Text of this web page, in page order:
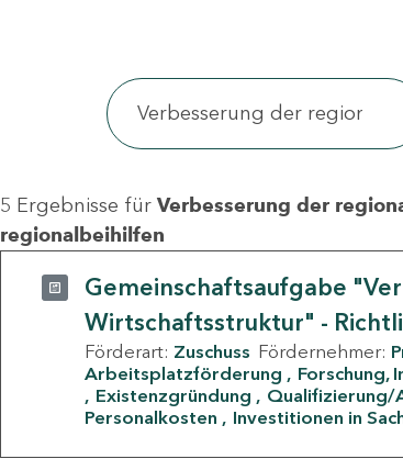
5 Ergebnisse für Verbesserung der
regionalbeihilfen
Gemeinschaftsaufgabe
Wirtschaftsstruktur" -
Förderart: Zuschuss Fördernehmer:
Arbeitsplatzförderung
Forschung,
Existenzgründung
Qualifizierung/
Personalkosten
Investitionen in